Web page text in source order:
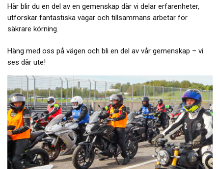
Här blir du en del av en gemenskap där vi delar erfarenheter,
utforskar fantastiska vägar och tillsammans arbetar för
säkrare körning.
Häng med oss på vägen och bli en del av vår gemenskap – vi
ses där ute!